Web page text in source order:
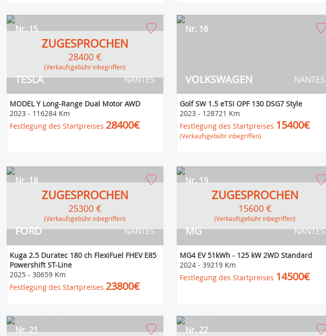
TESLA
Nr. 15
NANTES
ZUGESPROCHEN
28400 €
(Verkaufsgebühr inbegriffen)
MODEL Y Long-Range Dual Motor AWD
2023- 116284 Km
Festlegung des Startpreises 28400€
VOLKSWAGEN
Nr. 16
NANTES
Golf SW 1.5 eTSI OPF 130 DSG7 Style
2023- 128721 Km
Festlegung des Startpreises 15400€
(Verkaufsgebühr inbegriffen)
FORD
Nr. 18
NANTES
ZUGESPROCHEN
25300 €
(Verkaufsgebühr inbegriffen)
Kuga 2.5 Duratec 180 ch FlexiFuel FHEV E85
Powershift ST-Line
2025- 30659 Km
Festlegung des Startpreises 23800€
MG
Nr. 19
NANTES
ZUGESPROCHEN
15600 €
(Verkaufsgebühr inbegriffen)
MG4 EV 51kWh - 125 kW 2WD Standard
2024- 39219 Km
Festlegung des Startpreises 14500€
Nr. 21 Nr. 22